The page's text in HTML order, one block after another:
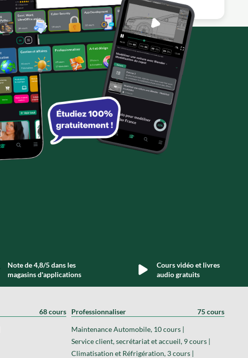
Note de 4,8/5 dans les
magasins d'applications
Cours vidéo et livres
audio gratuits
68 cours Professionnaliser 75 cours
Maintenance Automobile, 10 cours |
Service client, secrétariat et accueil, 9 cours |
Climatisation et Réfrigération, 3 cours |